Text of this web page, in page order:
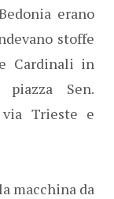
erano
stoffe
Cardinali in
Sen.
Trieste e
macchina da